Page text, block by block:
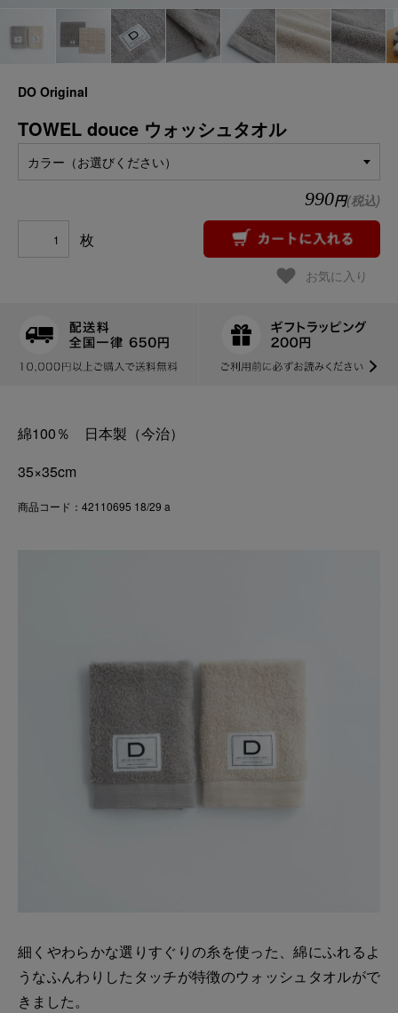
DO Original
TOWEL douce ウォッシュタオル
カラー（お選びください）
990円(税込)
枚
お気に入り
綿100％ 日本製（今治）
35×35cm
商品コード：42110695 18/29 a
細くやわらかな選りすぐりの糸を使った、綿にふれるよ
うなふんわりしたタッチが特徴のウォッシュタオルがで
きました。